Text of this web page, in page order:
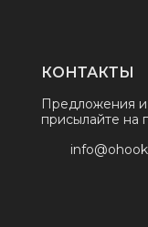
КОНТАКТЫ
Предложения
присылайте на